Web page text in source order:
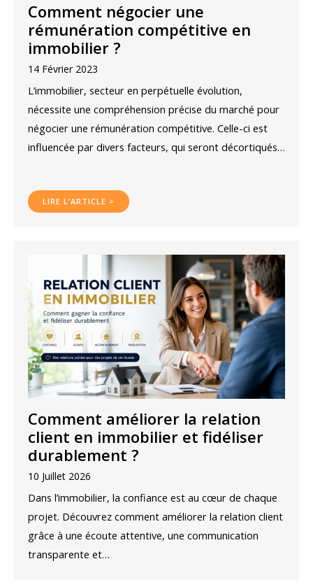
Comment négocier une
rémunération compétitive en
immobilier ?
14 Février 2023
L’immobilier, secteur en perpétuelle évolution,
nécessite une compréhension précise du marché pour
négocier une rémunération compétitive. Celle-ci est
influencée par divers facteurs, qui seront décortiqués…
LIRE L’ARTICLE >
Comment améliorer la relation
client en immobilier et fidéliser
durablement ?
10 Juillet 2026
Dans l’immobilier, la confiance est au cœur de chaque
projet. Découvrez comment améliorer la relation client
grâce à une écoute attentive, une communication
transparente et…